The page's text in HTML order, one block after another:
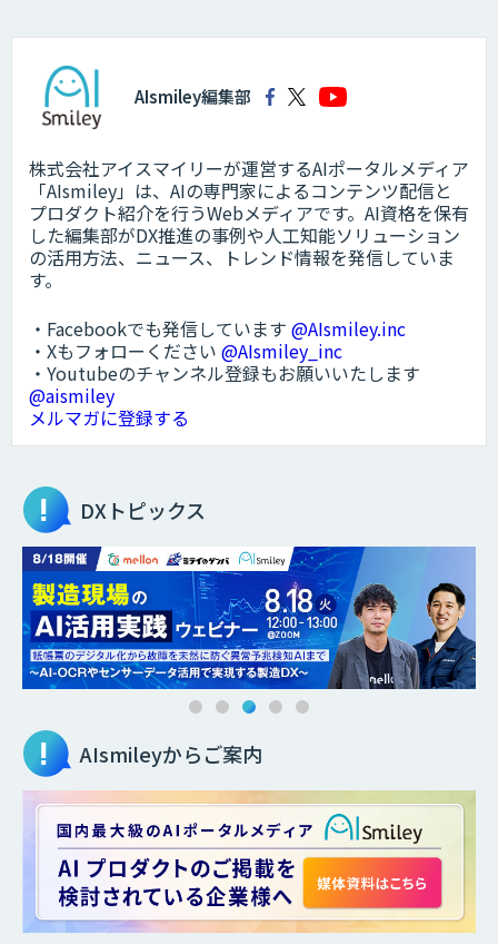
AIsmiley編集部
株式会社アイスマイリーが運営するAIポータルメディア
「AIsmiley」は、AIの専門家によるコンテンツ配信と
プロダクト紹介を行うWebメディアです。AI資格を保有
した編集部がDX推進の事例や人工知能ソリューション
の活用方法、ニュース、トレンド情報を発信していま
す。
・Facebookでも発信しています @AIsmiley.inc
・Xもフォローください @AIsmiley_inc
・Youtubeのチャンネル登録もお願いいたします
@aismiley
メルマガに登録する
DXトピックス
AIsmileyからご案内